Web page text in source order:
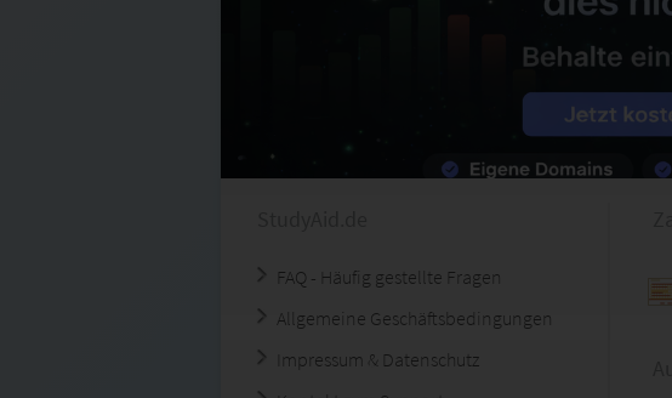
FAQ - Häufig gestellte Fragen
Allgemeine Geschäftsbedingungen
Impressum & Datenschutz